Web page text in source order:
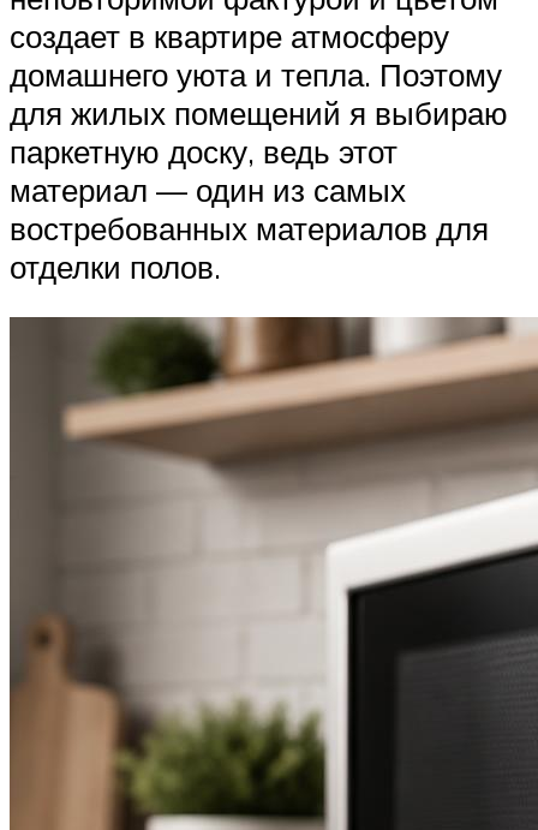
создает в квартире атмосферу
домашнего уюта и тепла. Поэтому
для жилых помещений я выбираю
паркетную доску, ведь этот
материал — один из самых
востребованных материалов для
отделки полов.